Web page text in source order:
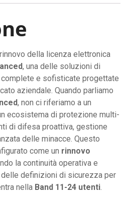
della licenza elettronica
, una delle soluzioni di
e sofisticate progettate
aziendale. Quando parliamo
, non ci riferiamo a un
ecosistema di protezione multi-
di difesa proattiva, gestione
delle minacce. Questo
come un rinnovo
la continuità operativa e
definizioni di sicurezza per
nella Band 11-24 utenti.